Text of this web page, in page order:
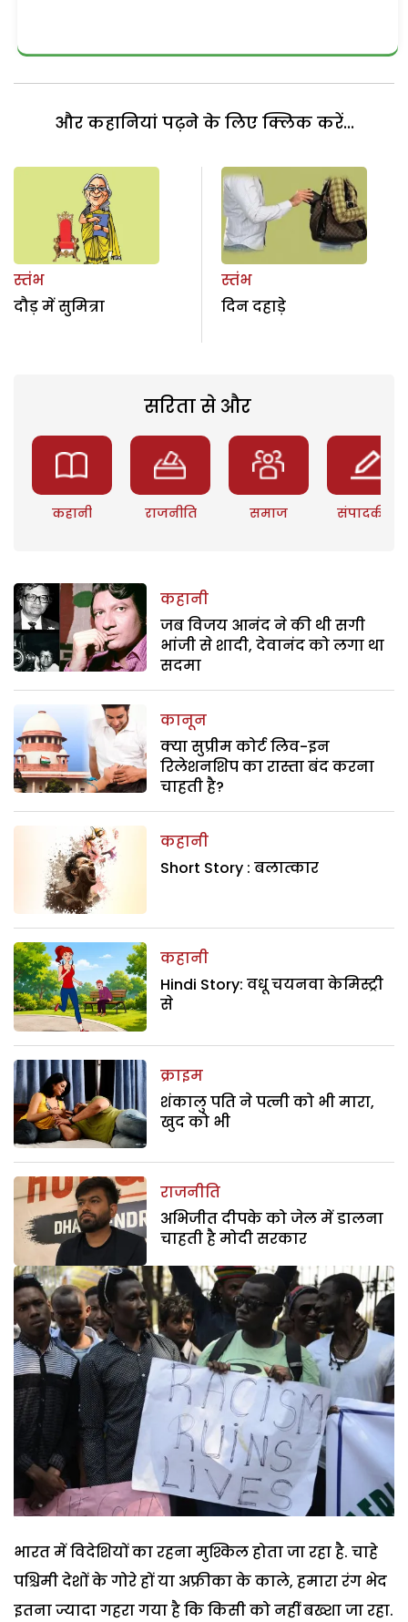
और कहानियां पढ़ने के लिए क्लिक करें...
स्तंभ
दौड़ में सुमित्रा
स्तंभ
दिन दहाड़े
सरिता से और
कहानी राजनीति समाज संपादकीय
कहानी
जब विजय आनंद ने की थी सगी
भांजी से शादी, देवानंद को लगा था
सदमा
कानून
क्या सुप्रीम कोर्ट लिव-इन
रिलेशनशिप का रास्ता बंद करना
चाहती है?
कहानी
Short Story : बलात्कार
कहानी
Hindi Story: वधू चयनवा केमिस्ट्री
से
क्राइम
शंकालु पति ने पत्नी को भी मारा,
खुद को भी
राजनीति
अभिजीत दीपके को जेल में डालना
चाहती है मोदी सरकार
भारत में विदेशियों का रहना मुश्किल होता जा रहा है. चाहे
पश्चिमी देशों के गोरे हों या अफ्रीका के काले, हमारा रंग भेद
इतना ज्यादा गहरा गया है कि किसी को नहीं बख्शा जा रहा.